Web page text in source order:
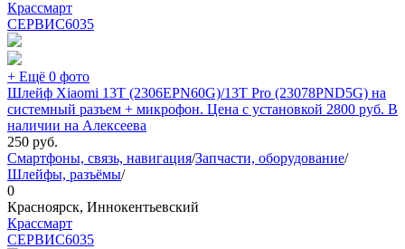
Крассмарт
СЕРВИС6035
+ Ещё 0 фото
Шлейф Xiaomi 13T (2306EPN60G)/13T Pro (23078PND5G) на
системный разъем + микрофон. Цена с установкой 2800 руб. В
наличии на Алексеева
250 руб.
Смартфоны, связь, навигация/Запчасти, оборудование/
Шлейфы, разъёмы/
0
Красноярск, Иннокентьевский
Крассмарт
СЕРВИС6035